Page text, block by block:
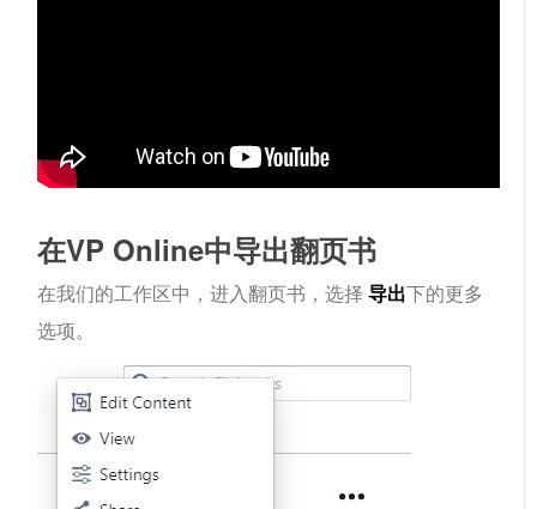
在VP Online中导出翻页书
在我们的工作区中，进入翻页书，选择导出下的更多
选项。